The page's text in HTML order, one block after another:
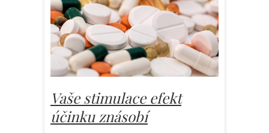
Vaše stimulace efekt
účinku znásobí